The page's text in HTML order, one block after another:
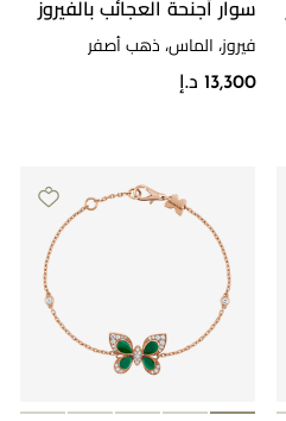
سوار أجنحة العجائب بالفيروز
فيروز، الماس، ذهب أصفر
13,300 د.إ